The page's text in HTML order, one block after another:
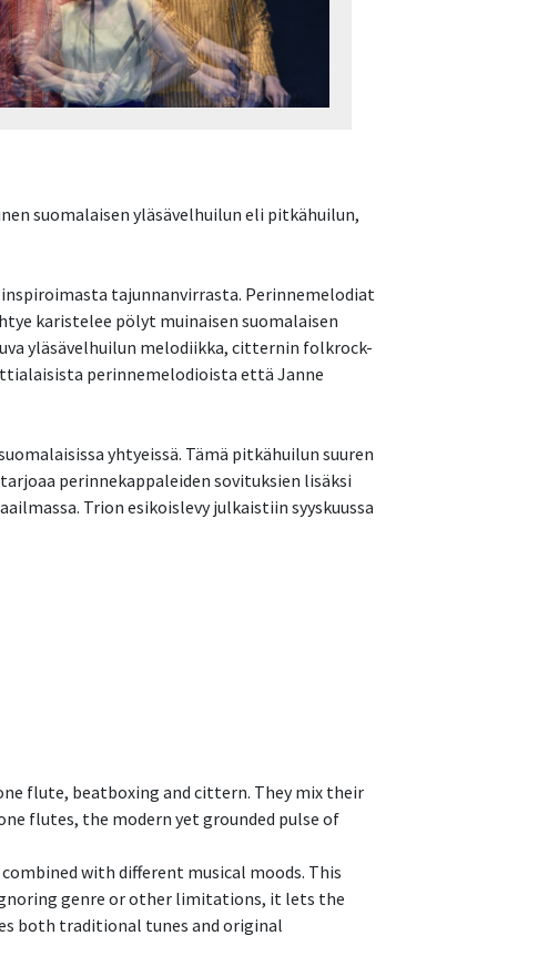
suomalaisen yläsävelhuilun eli pitkähuilun,
tajunnanvirrasta. Perinnemelodiat
karistelee pölyt muinaisen suomalaisen
yläsävelhuilun melodiikka, citternin folkrock-
perinnemelodioista että Janne
yhtyeissä. Tämä pitkähuilun suuren
perinnekappaleiden sovituksien lisäksi
Trion esikoislevy julkaistiin syyskuussa
flute, beatboxing and cittern. They mix their
flutes, the modern yet grounded pulse of
with different musical moods. This
genre or other limitations, it lets the
both traditional tunes and original